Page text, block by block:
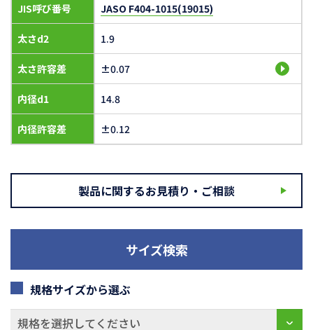
JIS呼び番号
太さd2
太さ許容差
内径d1
内径許容差
JASO F404-1015(19015)
1.9
±0.07
14.8
±0.12
製品に関するお見積り・ご相談
サイズ検索
規格サイズから選ぶ